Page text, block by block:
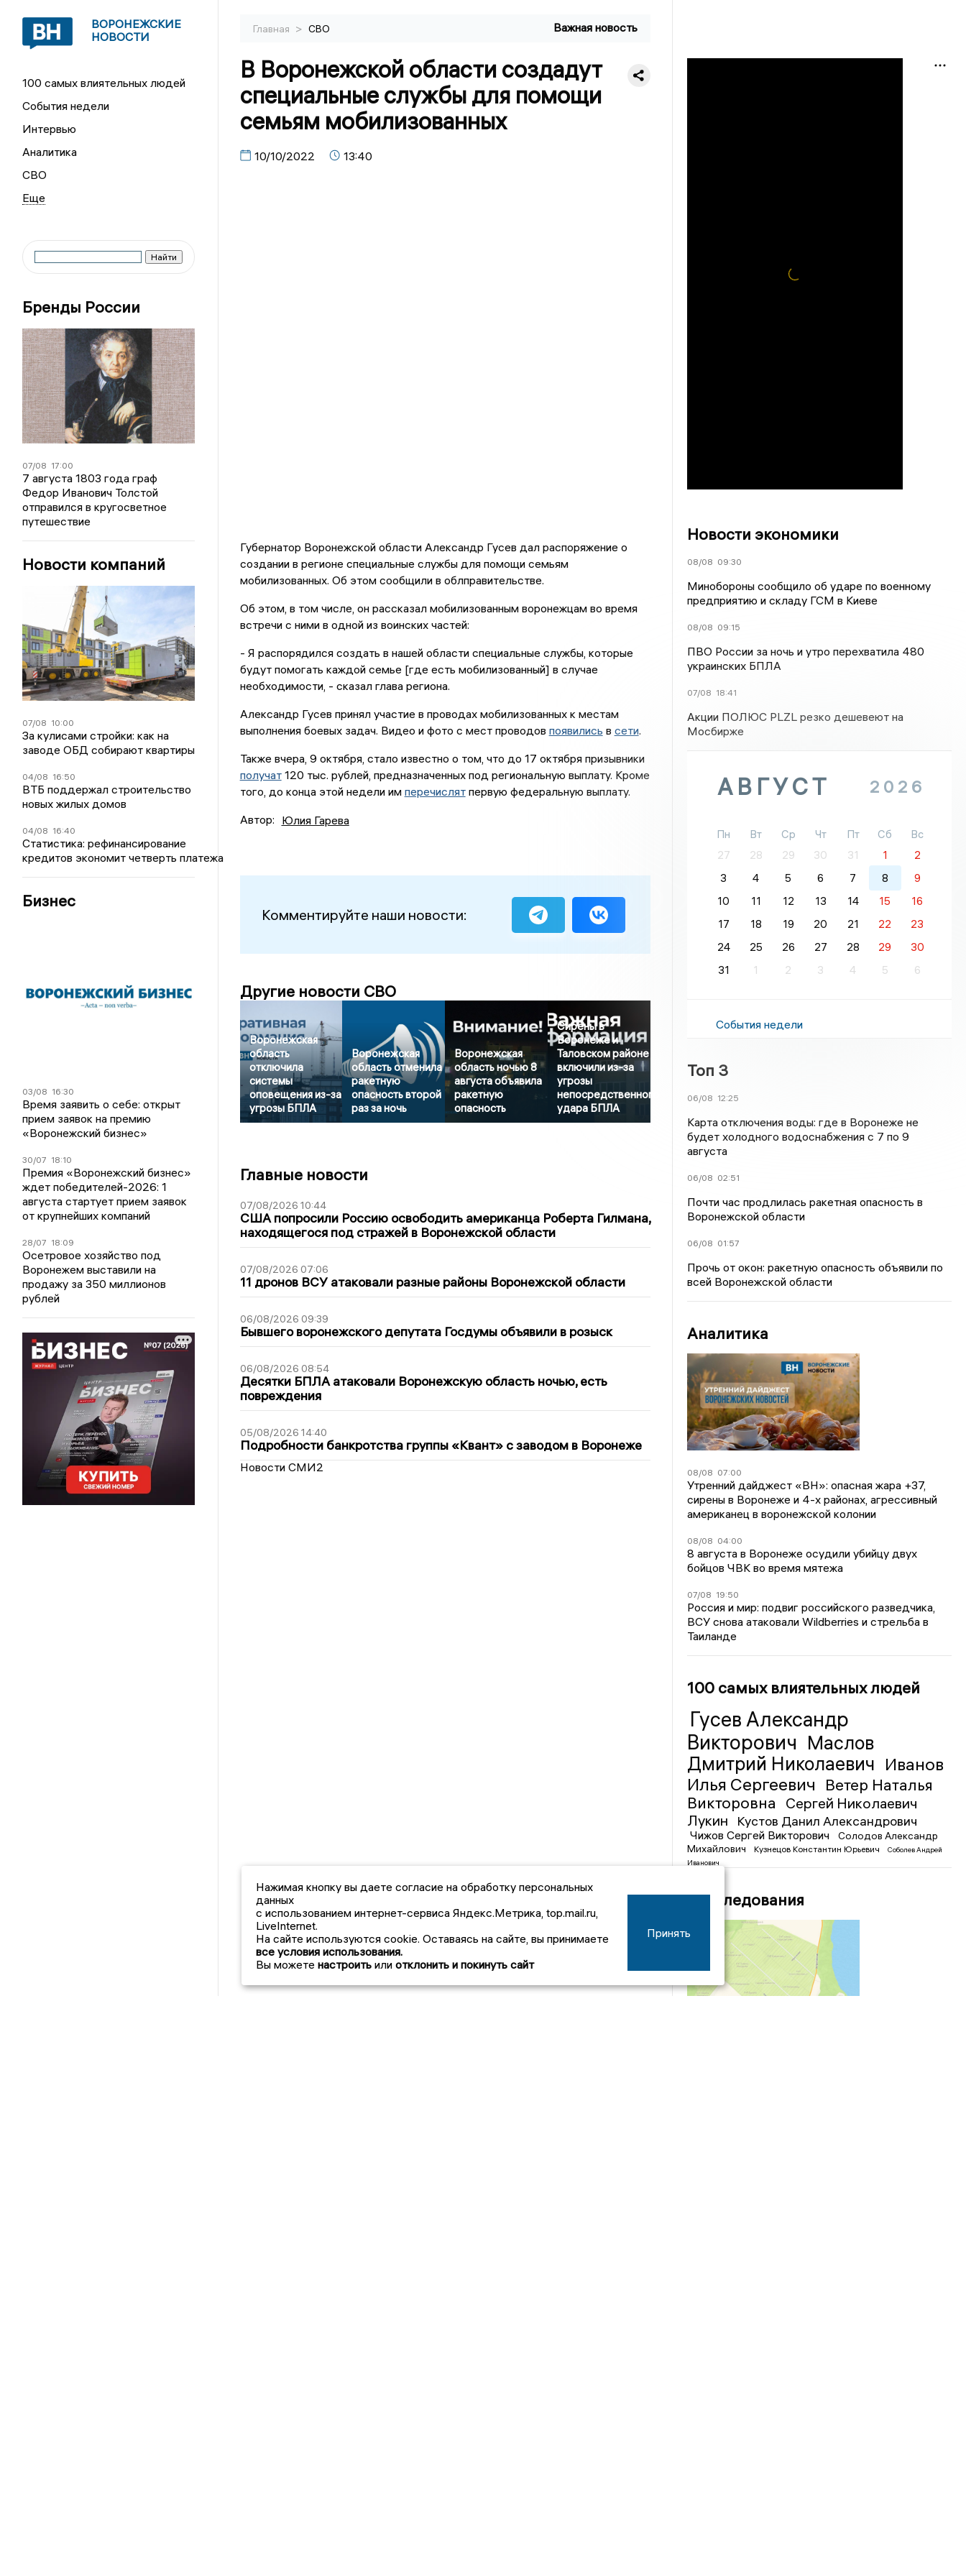
ВОРОНЕЖСКИЕ
НОВОСТИ
100 самых влиятельных людей
События недели
Интервью
Аналитика
СВО
Бренды России
07/08 17:00
7 августа 1803 года граф
Федор Иванович Толстой
отправился в кругосветное
путешествие
Новости компаний
07/08 10:00
За кулисами стройки: как на
заводе ОБД собирают квартиры
04/08 16:50
ВТБ поддержал строительство
новых жилых домов
04/08 16:40
Статистика: рефинансирование
кредитов экономит четверть платежа
Бизнес
03/08 16:30
Время заявить о себе: открыт
прием заявок на премию
«Воронежский бизнес»
30/07 18:10
Премия «Воронежский бизнес»
ждет победителей-2026: 1
августа стартует прием заявок
от крупнейших компаний
28/07 18:09
Осетровое хозяйство под
Воронежем выставили на
продажу за 350 миллионов
рублей
Главная > СВО Важная новость
В Воронежской области создадут
специальные службы для помощи
семьям мобилизованных
10/10/2022 13:40
Губернатор Воронежской области Александр Гусев дал распоряжение о
создании в регионе специальные службы для помощи семьям
мобилизованных. Об этом сообщили в облправительстве.
Об этом, в том числе, он рассказал мобилизованным воронежцам во время
встречи с ними в одной из воинских частей:
- Я распорядился создать в нашей области специальные службы, которые
будут помогать каждой семье [где есть мобилизованный] в случае
необходимости, - сказал глава региона.
Александр Гусев принял участие в проводах мобилизованных к местам
выполнения боевых задач. Видео и фото с мест проводов появились в сети.
Также вчера, 9 октября, стало известно о том, что до 17 октября призывники
получат120 тыс. рублей, предназначенных под региональную выплату. Кроме
того, до конца этой недели им перечислятпервую федеральную выплату.
Автор: Юлия Гарева
Комментируйте наши новости:
Другие новости СВО
Воронежская
область
отключила
системы
оповещения из-за
угрозы БПЛА
Воронежская
область отменила
ракетную
опасность второй
раз за ночь
Воронежская
область ночью 8
августа объявила
ракетную
опасность
Сирены в
Воронеже и
Таловском районе
включили из-за
угрозы
непосредственного
удара БПЛА
Главные новости
07/08/2026 10:44
США попросили Россию освободить американца Роберта Гилмана,
находящегося под стражей в Воронежской области
07/08/2026 07:06
11 дронов ВСУ атаковали разные районы Воронежской области
06/08/2026 09:39
Бывшего воронежского депутата Госдумы объявили в розыск
06/08/2026 08:54
Десятки БПЛА атаковали Воронежскую область ночью, есть
повреждения
05/08/2026 14:40
Подробности банкротства группы «Квант» с заводом в Воронеже
Новости СМИ2
Новости экономики
08/08 09:30
Минобороны сообщило об ударе по военному
предприятию и складу ГСМ в Киеве
08/08 09:15
ПВО России за ночь и утро перехватила 480
украинских БПЛА
07/08 18:41
Акции ПОЛЮС PLZL резко дешевеют на
Мосбирже
АВГУСТ 2026
Пн Вт Ср Чт Пт Сб
Вс
27
28 29 30 31 1
2
3
4 5 6 7 8
9
10
11 12 13 14 15
16
17
18 19 20 21 22
23
24
25 26 27 28 29
30
31
1 2 3 4 5 6
События недели
Топ 3
06/08 12:25
Карта отключения воды: где в Воронеже не
будет холодного водоснабжения с 7 по 9
августа
06/08 02:51
Почти час продлилась ракетная опасность в
Воронежской области
06/08 01:57
Прочь от окон: ракетную опасность объявили по
всей Воронежской области
Аналитика
08/08 07:00
Утренний дайджест «ВН»: опасная жара +37,
сирены в Воронеже и 4-х районах, агрессивный
американец в воронежской колонии
08/08 04:00
8 августа в Воронеже осудили убийцу двух
бойцов ЧВК во время мятежа
07/08 19:50
Россия и мир: подвиг российского разведчика,
ВСУ снова атаковали Wildberries и стрельба в
Таиланде
100 самых влиятельных людей
Гусев Александр
Викторович Маслов
Дмитрий Николаевич Иванов
Илья Сергеевич
Ветер Наталья
Викторовна
Сергей Николаевич
Лукин
Кустов Данил Александрович
Чижов Сергей Викторович
Солодов Александр
Михайлович
Кузнецов Константин Юрьевич
Соболев Андрей
Иванович
Расследования
Нажимая кнопку вы даете согласие на обработку персональных
данных
с использованием интернет-сервиса Яндекс.Метрика, top.mail.ru,
LiveInternet.
На сайте используются cookie. Оставаясь на сайте, вы принимаете
все условия использования.
Вы можете настроить или отклонить и покинуть сайт
Принять